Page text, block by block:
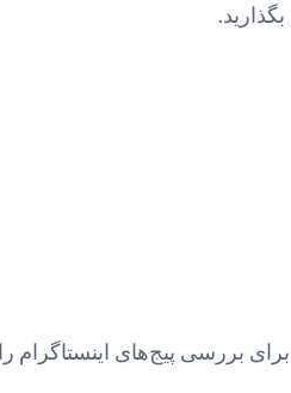
بررسی پیج‌های اینستاگرام